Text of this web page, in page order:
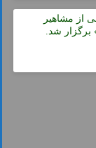
از مشاهیر
برگزار شد.